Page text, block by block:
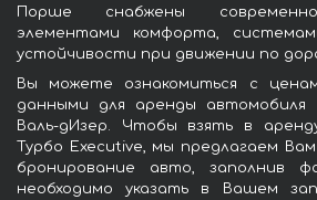
Порше снабжены
элементами комфорта,
устойчивости при движении по
Вы можете ознакомиться с
данными для аренды автомобиля
Валь-дИзер. Чтобы взять в
Турбо Executive, мы предлагаем
бронирование авто, заполнив
необходимо указать в Вашем